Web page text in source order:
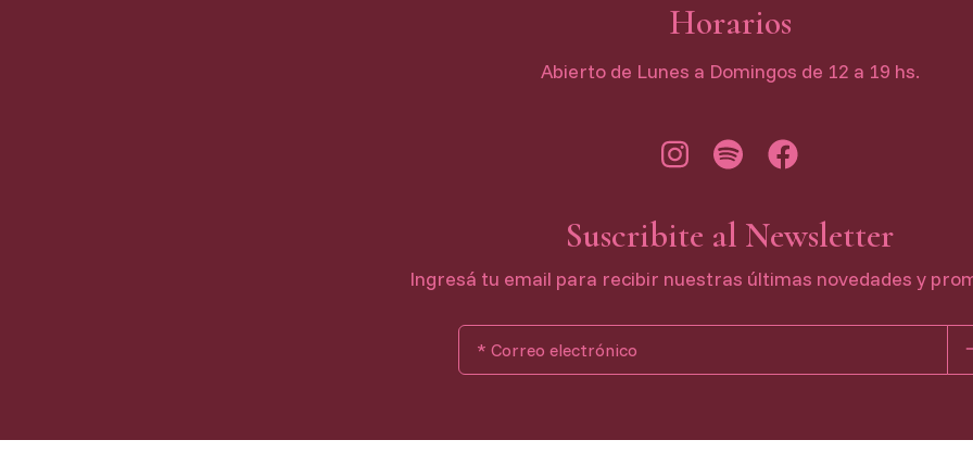
Horarios
Abierto de Lunes a Domingos de 12 a 19 hs.
Suscribite al Newsletter
Ingresá tu email para recibir nuestras últimas novedades y